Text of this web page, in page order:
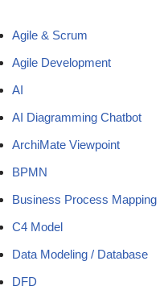
Agile & Scrum
Agile Development
AI
AI Diagramming Chatbot
ArchiMate Viewpoint
BPMN
Business Process Mapping
C4 Model
Data Modeling / Database
DFD